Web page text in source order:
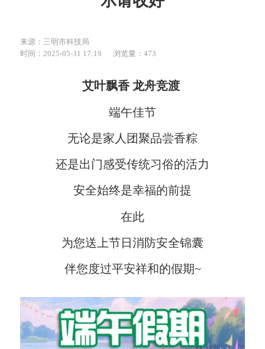
来源：三明市科技局
时间：2025-05-31 17:19
浏览量：473
艾叶飘香 龙舟竞渡
端午佳节
无论是家人团聚品尝香粽
还是出门感受传统习俗的活力
安全始终是幸福的前提
在此
为您送上节日消防安全锦囊
伴您度过平安祥和的假期~